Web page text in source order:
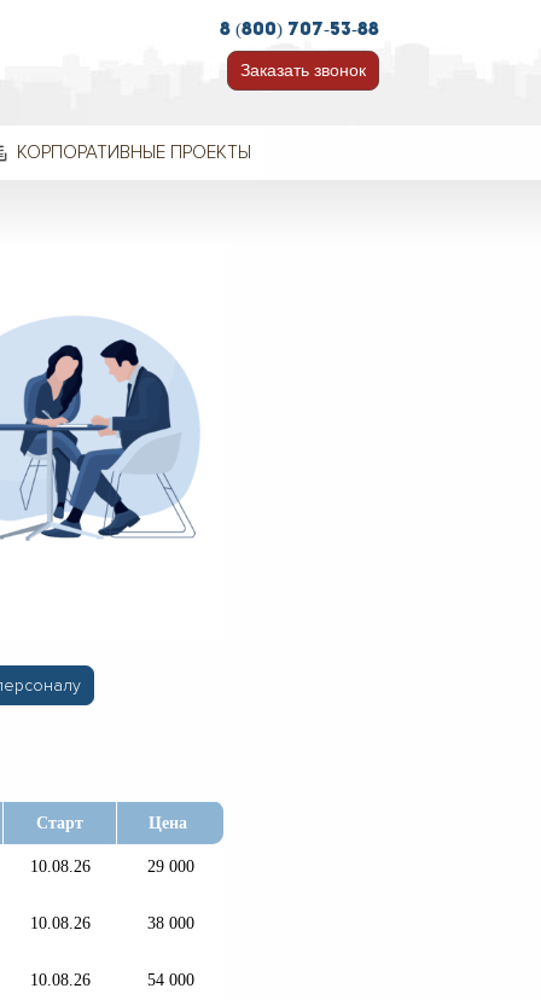
8 (800) 707-53-88
Заказать звонок
КОРПОРАТИВНЫЕ ПРОЕКТЫ
Старт Цена
10.08.26 29 000
10.08.26 38 000
10.08.26 54 000